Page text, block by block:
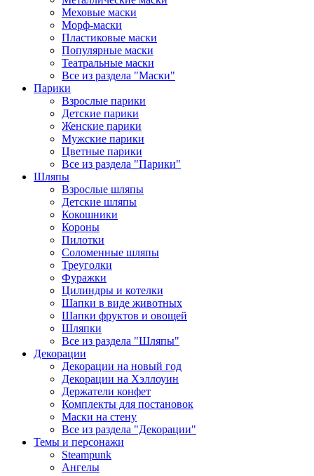
Меховые маски
Морф-маски
Пластиковые маски
Популярные маски
Театральные маски
Все из раздела "Маски"
Парики
Взрослые парики
Детские парики
Женские парики
Мужские парики
Цветные парики
Все из раздела "Парики"
Шляпы
Взрослые шляпы
Детские шляпы
Кокошники
Короны
Пилотки
Соломенные шляпы
Треуголки
Фуражки
Цилиндры и котелки
Шапки в виде животных
Шапки фруктов и овощей
Шляпки
Все из раздела "Шляпы"
Декорации
Декорации на новый год
Декорации на Хэллоуин
Держатели конфет
Комплекты для постановок
Маски на стену
Все из раздела "Декорации"
Темы и персонажи
Steampunk
Ангелы